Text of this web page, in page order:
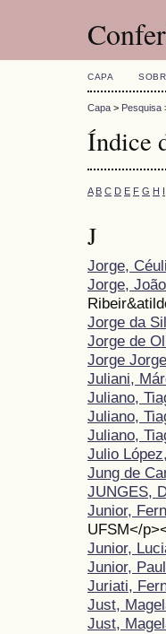
CAPA
Capa > Pesquisa
Índice
A B C D E F G H I
J
Jorge,
Jorge,
Jorge da
Jorge de
Jorge
Juliani,
Juliano,
Juliano,
Juliano,
Julio
Jung de
JUNGES,
Junior,
UFSM</
Junior,
Junior,
Juriati,
Just,
Just,